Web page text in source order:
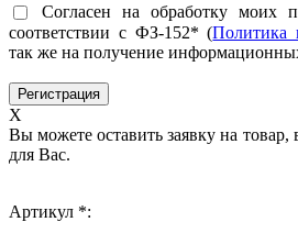
Согласен на обработку моих
соответствии с ФЗ-152* (Политика
так же на получение
X
Вы можете оставить заявку на
для Вас.
Артикул *: